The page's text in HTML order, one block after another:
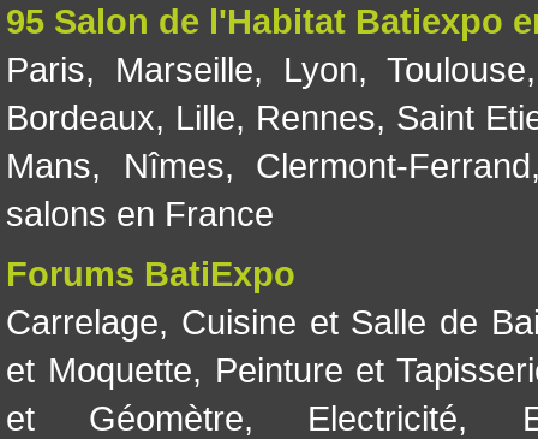
95 Salon de l'Habitat Batiexpo
Paris, Marseille, Lyon, Toulouse
Bordeaux, Lille, Rennes, Saint
Mans, Nîmes, Clermont-Ferrand
salons en France
Forums BatiExpo
Carrelage, Cuisine et Salle de
et Moquette, Peinture et
et Géomètre, Electricité,